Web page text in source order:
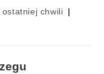
ostatniej chwili